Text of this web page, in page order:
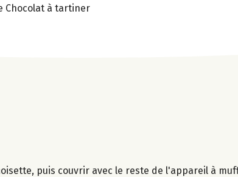
Chocolat à tartiner
puis couvrir avec le reste de l'appareil à